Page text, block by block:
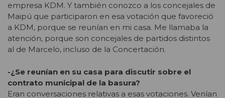
empresa KDM. Y también conozco a los concejales de
Maipú que participaron en esa votación que favoreció
a KDM, porque se reunían en mi casa. Me llamaba la
atención, porque son concejales de partidos distintos
al de Marcelo, incluso de la Concertación.
-¿Se reunían en su casa para discutir sobre el
contrato municipal de la basura?
Eran conversaciones relativas a esas votaciones. Venían